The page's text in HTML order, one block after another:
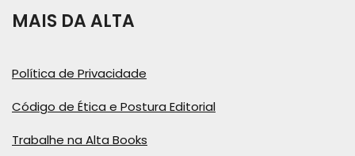
MAIS DA ALTA
Política de Privacidade
Código de Ética e Postura Editorial
Trabalhe na Alta Books